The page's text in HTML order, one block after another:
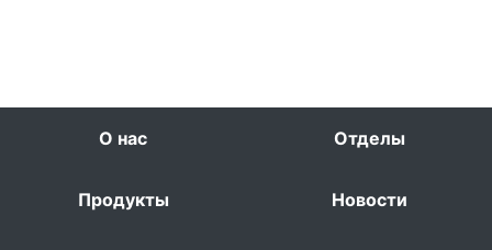
О нас Отделы
Продукты Новости